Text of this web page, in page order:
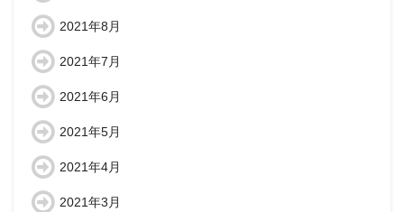
2021年8月
2021年7月
2021年6月
2021年5月
2021年4月
2021年3月